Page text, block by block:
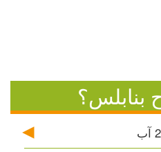
بنابلس؟
آب